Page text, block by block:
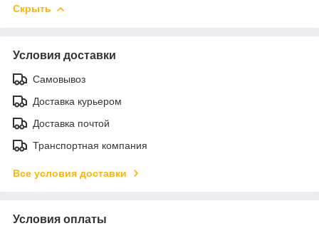
Скрыть
Условия доставки
Самовывоз
Доставка курьером
Доставка почтой
Транспортная компания
Все условия доставки
Условия оплаты